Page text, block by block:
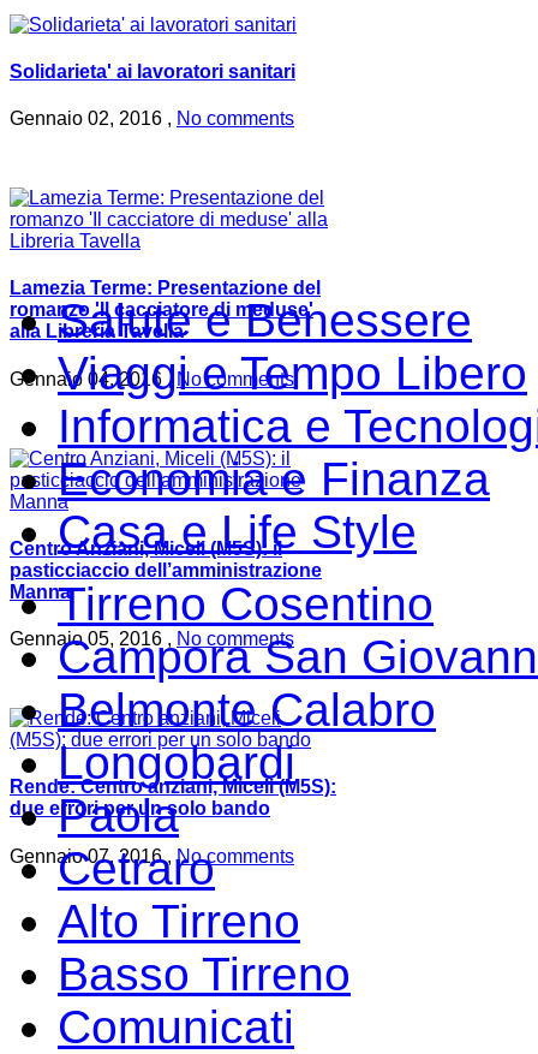
Solidarieta' ai lavoratori sanitari
Gennaio 02, 2016 , No comments
Lamezia Terme: Presentazione del
romanzo 'Il cacciatore di meduse'
alla Libreria Tavella
Gennaio 04, 2016 , No comments
Centro Anziani, Miceli (M5S): il
pasticciaccio dell’amministrazione
Manna
Gennaio 05, 2016 , No comments
Rende: Centro anziani, Miceli (M5S):
due errori per un solo bando
Gennaio 07, 2016 ,No comments
Salute e Benessere
Viaggi e Tempo Libero
Informatica e
Economia e Finanza
Casa e Life Style
Tirreno Cosentino
Campora San
Belmonte Calabro
Longobardi
Paola
Cetraro
Alto Tirreno
Basso Tirreno
Comunicati